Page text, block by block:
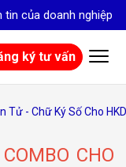
tin của doanh nghiệp
ký tư vấn
Tử - Chữ Ký Số Cho HKD
CHO